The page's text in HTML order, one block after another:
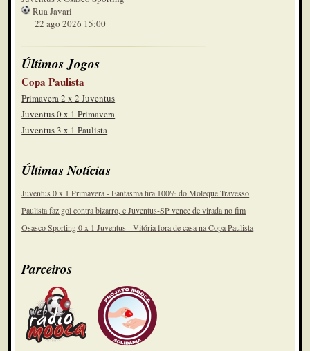
Rua Javari
22 ago 2026 15:00
Últimos Jogos
Copa Paulista
Primavera 2 x 2 Juventus
Juventus 0 x 1 Primavera
Juventus 3 x 1 Paulista
Últimas Notícias
Juventus 0 x 1 Primavera - Fantasma tira 100% do Moleque Travesso
Paulista faz gol contra bizarro, e Juventus-SP vence de virada no fim
Osasco Sporting 0 x 1 Juventus - Vitória fora de casa na Copa Paulista
Parceiros